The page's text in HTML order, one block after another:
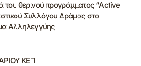
του θερινού προγράμματος “Active
Συλλόγου Δράμας στο
Αλληλεγγύης
ΚΕΠ